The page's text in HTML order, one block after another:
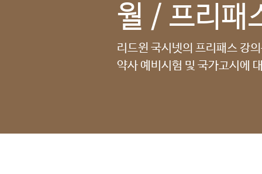
월 / 프리패
리드윈 국시넷의 프리패스 강
약사 예비시험 및 국가고시에